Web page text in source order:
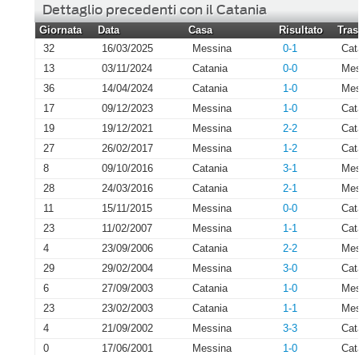
Dettaglio precedenti con il Catania
Giornata Data Casa Risultato
32
16/03/2025 Messina 0-1
13
03/11/2024 Catania 0-0
36
14/04/2024 Catania 1-0
17
09/12/2023 Messina 1-0
19
19/12/2021 Messina 2-2
27
26/02/2017 Messina 1-2
8
09/10/2016 Catania 3-1
28
24/03/2016 Catania 2-1
11
15/11/2015 Messina 0-0
23
11/02/2007 Messina 1-1
4
23/09/2006 Catania 2-2
29
29/02/2004 Messina 3-0
6
27/09/2003 Catania 1-0
23
23/02/2003 Catania 1-1
4
21/09/2002 Messina 3-3
0
17/06/2001 Messina 1-0